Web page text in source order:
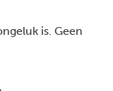
is. Geen